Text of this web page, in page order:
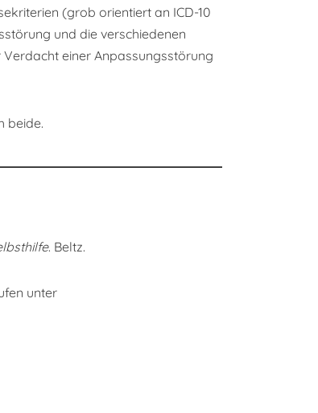
(grob orientiert an ICD-10
und die verschiedenen
einer Anpassungsstörung
beide.
. Beltz.
unter